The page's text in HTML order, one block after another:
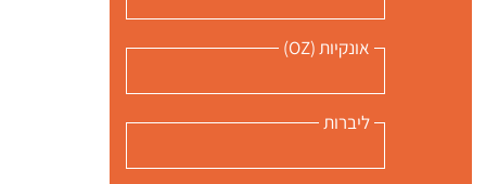
אונקיות (OZ)
ליברות